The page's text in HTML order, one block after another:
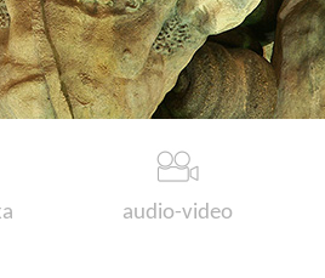
audio-video